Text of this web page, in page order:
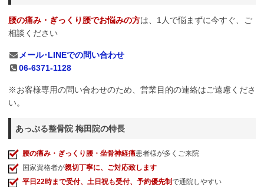
腰の痛み・ぎっくり腰でお悩みの方は、1人で悩まずに今すぐ、ご
相談ください
メール･LINEでの問い合わせ
06-6371-1128
※お客様専用の問い合わせのため、営業目的の連絡はご遠慮くださ
い。
あっぷる整骨院 梅田院の特長
腰の痛み・ぎっくり腰・坐骨神経痛患者様が多くご来院
国家資格者が親切丁寧に、ご対応致します
平日22時まで受付、土日祝も受付、予約優先制で通院しやすい